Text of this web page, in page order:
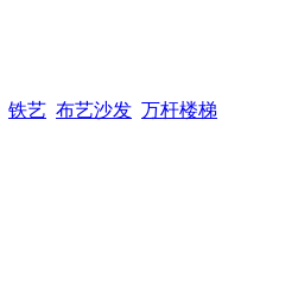
铁艺 布艺沙发 万杆楼梯